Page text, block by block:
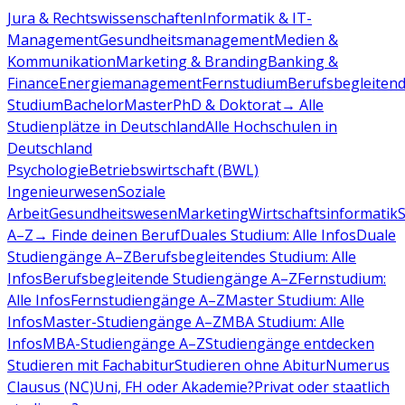
Jura & RechtswissenschaftenInformatik & IT-
ManagementGesundheitsmanagementMedien &
KommunikationMarketing & BrandingBanking &
FinanceEnergiemanagementFernstudiumBerufsbegleitend
StudiumBachelorMasterPhD & Doktorat→ Alle
Studienplätze in DeutschlandAlle Hochschulen in
Deutschland
PsychologieBetriebswirtschaft (BWL)
IngenieurwesenSoziale
ArbeitGesundheitswesenMarketingWirtschaftsinformatik
A–Z→ Finde deinen BerufDuales Studium: Alle InfosDuale
Studiengänge A–ZBerufsbegleitendes Studium: Alle
InfosBerufsbegleitende Studiengänge A–ZFernstudium:
Alle InfosFernstudiengänge A–ZMaster Studium: Alle
InfosMaster-Studiengänge A–ZMBA Studium: Alle
InfosMBA-Studiengänge A–ZStudiengänge entdecken
Studieren mit FachabiturStudieren ohne AbiturNumerus
Clausus (NC)Uni, FH oder Akademie?Privat oder staatlich